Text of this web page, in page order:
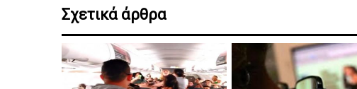
Σχετικά άρθρα